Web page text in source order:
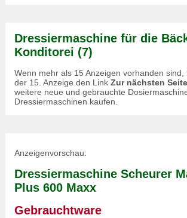
Dressiermaschine für die
Konditorei (7)
Wenn mehr als 15 Anzeigen vorhanden sind,
der 15. Anzeige den Link Zur nächsten Seite
weitere neue und gebrauchte
Dressiermaschinen kaufen.
Anzeigenvorschau:
Dressiermaschine Scheurer
Plus 600 Maxx
Gebrauchtware